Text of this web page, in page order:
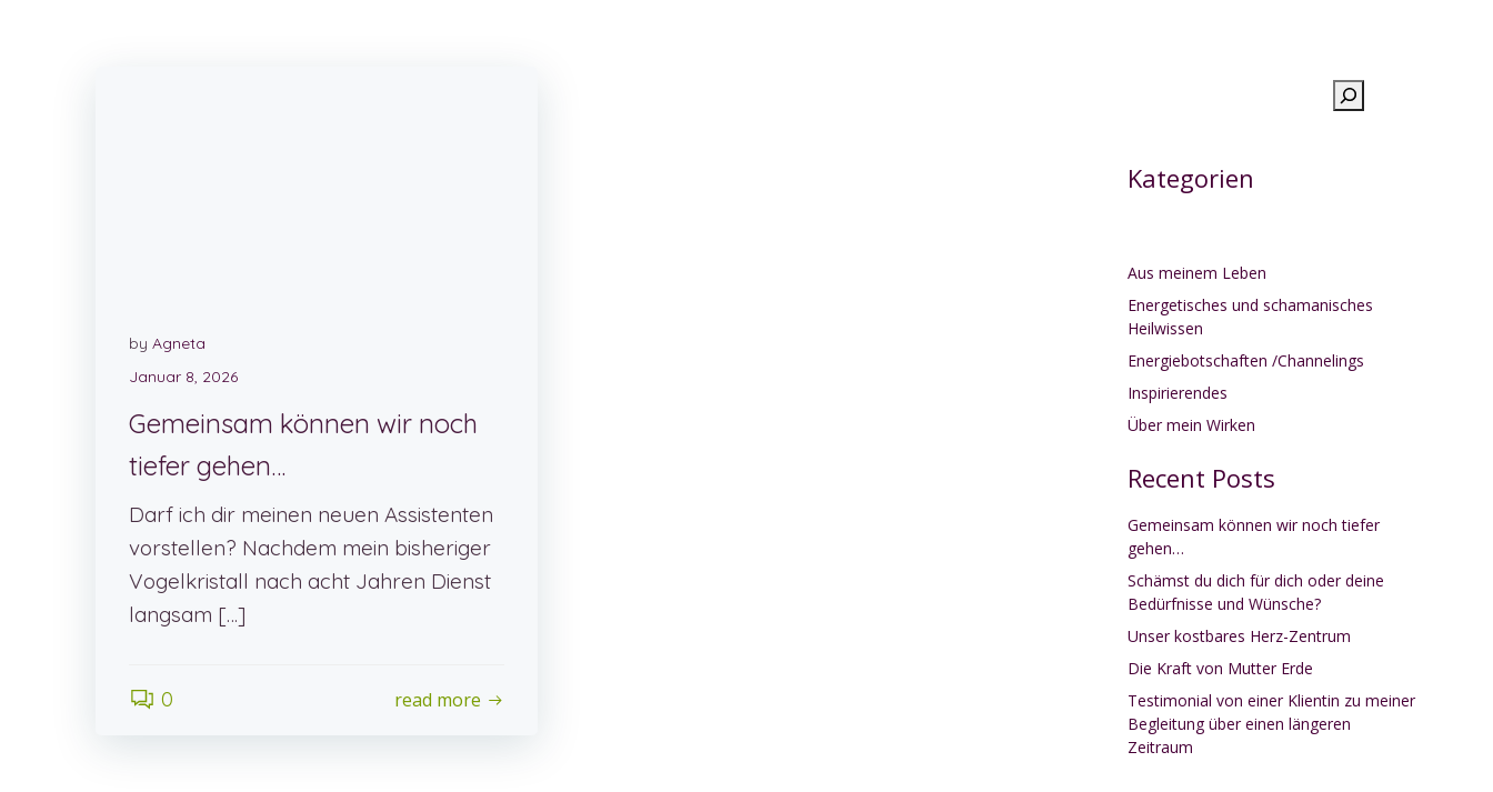
by Agneta
Januar 8, 2026
Gemeinsam können wir noch
tiefer gehen…
Darf ich dir meinen neuen Assistenten
vorstellen? Nachdem mein bisheriger
Vogelkristall nach acht Jahren Dienst
langsam […]
0 read more
Kategorien
Aus meinem Leben
Energetisches und schamanisches
Heilwissen
Energiebotschaften /Channelings
Inspirierendes
Über mein Wirken
Recent Posts
Gemeinsam können wir noch tiefer
gehen…
Schämst du dich für dich oder deine
Bedürfnisse und Wünsche?
Unser kostbares Herz-Zentrum
Die Kraft von Mutter Erde
Testimonial von einer Klientin zu meiner
Begleitung über einen längeren
Zeitraum